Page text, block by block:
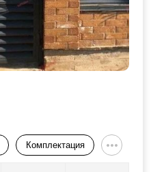
Комплектация